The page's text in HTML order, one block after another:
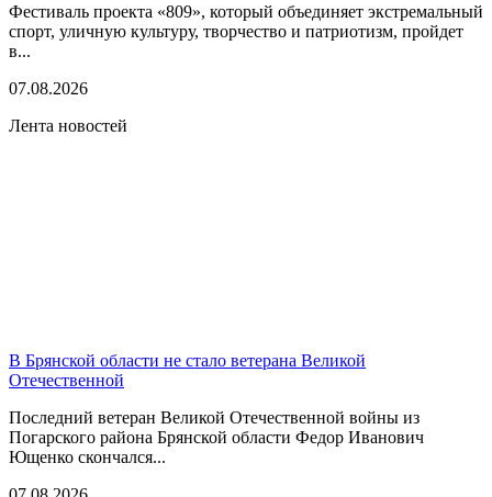
Фестиваль проекта «809», который объединяет экстремальный
спорт, уличную культуру, творчество и патриотизм, пройдет
в...
07.08.2026
Лента новостей
В Брянской области не стало ветерана Великой
Отечественной
Последний ветеран Великой Отечественной войны из
Погарского района Брянской области Федор Иванович
Ющенко скончался...